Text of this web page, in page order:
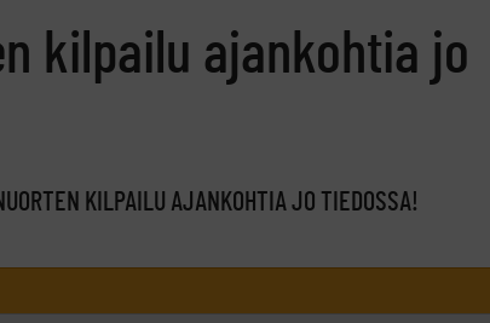
kilpailu ajankohtia jo
KILPAILU AJANKOHTIA JO TIEDOSSA!